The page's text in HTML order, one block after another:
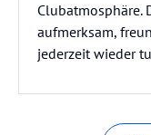
Clubatmosphäre.
aufmerksam,
jederzeit wieder